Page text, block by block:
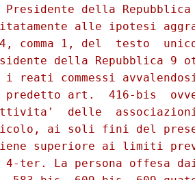
Presidente della
alle ipotesi
comma 1, del  testo
della Repubblica 9
i reati commessi
predetto art.  416-bis
delle
ai soli fini del
superiore ai limiti
4-ter. La persona offesa